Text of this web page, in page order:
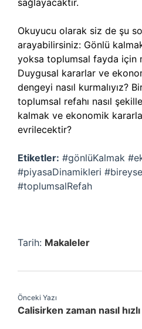
sağlayacaktır.
Okuyucu olarak siz de şu
arayabilirsiniz: Gönlü
yoksa toplumsal fayda için
Duygusal kararlar ve
dengeyi nasıl kurmalıyız?
toplumsal refahı nasıl
kalmak ve ekonomik
evrilecektir?
Etiketler: #gönlüKalmak
#piyasaDinamikleri
#toplumsalRefah
Tarih: Makaleler
Önceki Yazı
Calisirken zaman nasıl